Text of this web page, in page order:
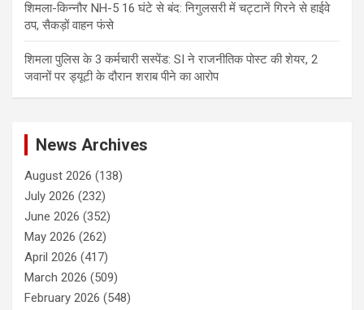
शिमला-किन्नौर NH-5 16 घंटे से बंद: निगुलसरी में चट्टानें गिरने से हाईवे
ठप, सैकड़ों वाहन फंसे
शिमला पुलिस के 3 कर्मचारी सस्पेंड: SI ने राजनीतिक पोस्ट की शेयर, 2
जवानों पर ड्यूटी के दौरान शराब पीने का आरोप
News Archives
August 2026 (138)
July 2026 (232)
June 2026 (352)
May 2026 (262)
April 2026 (417)
March 2026 (509)
February 2026 (548)